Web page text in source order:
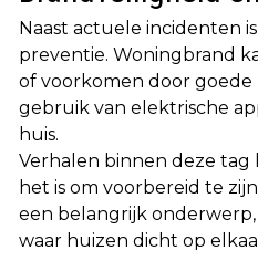
Naast actuele incidenten
preventie. Woningbrand
of voorkomen door goede
gebruik van elektrische
huis.
Verhalen binnen deze
het is om voorbereid te
een belangrijk
waar huizen dicht op